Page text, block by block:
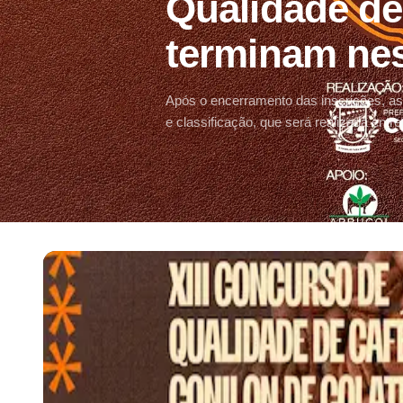
terminam
Após o encerramento das inscrições,
e classificação, que será realizada